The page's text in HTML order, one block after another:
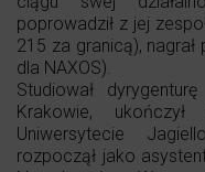
poprowadził z jej
215 za granicą),
dla NAXOS).
Studiował
Krakowie,
Uniwersytecie
rozpoczął jako